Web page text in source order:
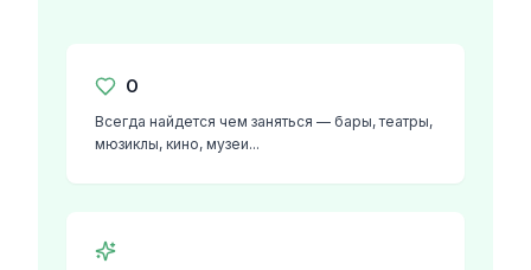
О
Всегда найдется чем заняться — бары, театры,
мюзиклы, кино, музеи...